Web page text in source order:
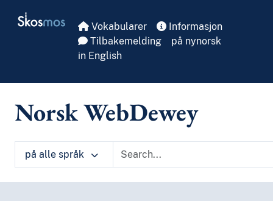
Skosmos Vokabularer
Informasjon
Tilbakemelding
på nynorsk
in English
Norsk WebDewey
på alle språk
1Filosofi og psykologi
T1--0 Hjelpetabell 1. Generell forminndeling